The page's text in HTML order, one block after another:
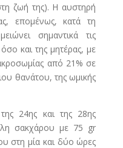
ζωή της). Η αυστηρή
επομένως, κατά τη
σημαντικά τις
και της μητέρας, με
από 21% σε
θανάτου, της ωμικής
24ης και της 28ης
σακχάρου με 75 gr
στη μία και δύο ώρες